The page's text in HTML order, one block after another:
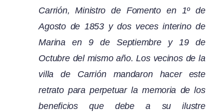
Carrión, Ministro de Fomento en 1º de
Agosto de 1853 y dos veces interino de
Marina en 9 de Septiembre y 19 de
Octubre del mismo año. Los vecinos de la
villa de Carrión mandaron hacer este
retrato para perpetuar la memoria de los
beneficios que debe a su ilustre